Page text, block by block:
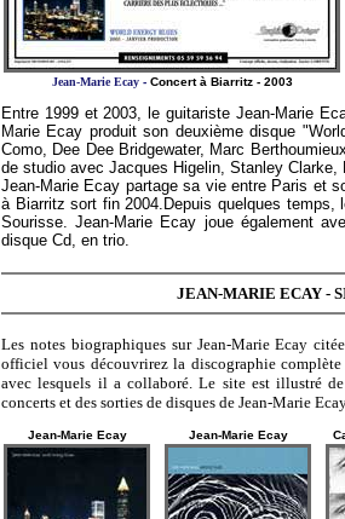
Jean-Marie Ecay- Concert à Biarritz - 2003
Entre 1999 et 2003, le guitariste Jean-Marie
Marie Ecay produit son deuxième disque
Como, Dee Dee Bridgewater, Marc
de studio avec Jacques Higelin, Stanley Clarke,
Jean-Marie Ecay partage sa vie entre Paris et
à Biarritz sort fin 2004.Depuis quelques temps,
Sourisse. Jean-Marie Ecay joue également
disque Cd, en trio.
JEAN-MARIE ECAY -
Les notes biographiques sur Jean-Marie Ecay
officiel vous découvrirez la discographie
avec lesquels il a collaboré. Le site est illustré
concerts et des sorties de disques de Jean-Marie
Jean-Marie Ecay Jean-Marie Ecay